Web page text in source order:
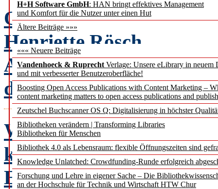
H+H Software GmbH: HAN bringt effektives Management
und Komfort für die Nutzer unter einen Hut
Ältere Beiträge »»»
««« Neuere Beiträge
Vandenhoeck & Ruprecht Verlage: Unsere eLibrary in neuem
und mit verbesserter Benutzeroberfläche!
Boosting Open Access Publications with Content Marketing –
content marketing matters to open access publications and
Zeutschel Buchscanner OS Q: Digitalisierung in höchster
Bibliotheken verändern | Transforming Libraries
Bibliotheken für Menschen
Bibliothek 4.0 als Lebensraum: flexible Öffnungszeiten sind
Knowledge Unlatched: Crowdfunding-Runde erfolgreich
Forschung und Lehre in eigener Sache – Die
an der Hochschule für Technik und Wirtschaft HTW Chur
Open Access als
Henriette Rösch
Auswirkungen der
die Erwerbungs- und
Wer, wie, was – und
kompliziert? Jutta
Eine